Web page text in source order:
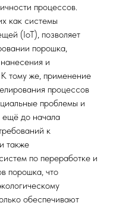
процессов.
как системы
(IoT), позволяет
порошка,
и
тому же, применение
процессов
проблемы и
ещё до начала
к
также
по переработке и
порошка, что
обеспечивают